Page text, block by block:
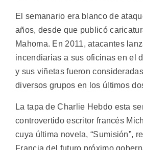
El semanario era blanco de
años, desde que publicó
Mahoma. En 2011, atacantes
incendiarias a sus oficinas en el
y sus viñetas fueron
diversos grupos en los últimos
La tapa de Charlie Hebdo esta
controvertido escritor francés
cuya última novela, “Sumisión”,
Francia del futuro próximo